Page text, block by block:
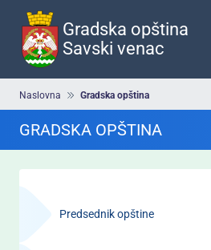
Preskoči
glavni
sadržaja
Gradska opština
Savski venac
Breadcrumb
Naslovna Gradska opština
GRADSKA OPŠTINA
ГрадскаPredsednik opštine